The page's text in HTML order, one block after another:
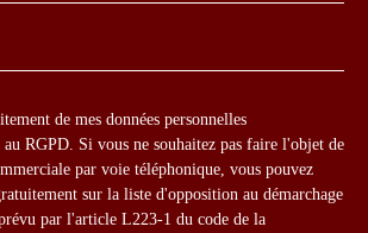
de mes données personnelles
RGPD. Si vous ne souhaitez pas faire l'objet de
par voie téléphonique, vous pouvez
sur la liste d'opposition au démarchage
par l'article L223-1 du code de la